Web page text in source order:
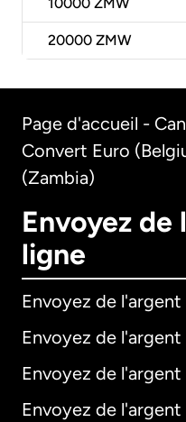
10000 ZMW
20000 ZMW
Page d'accueil -
Convert Euro
(Zambia)
Envoyez de
ligne
Envoyez de l'argent
Envoyez de
Envoyez de l'argent
Envoyez de